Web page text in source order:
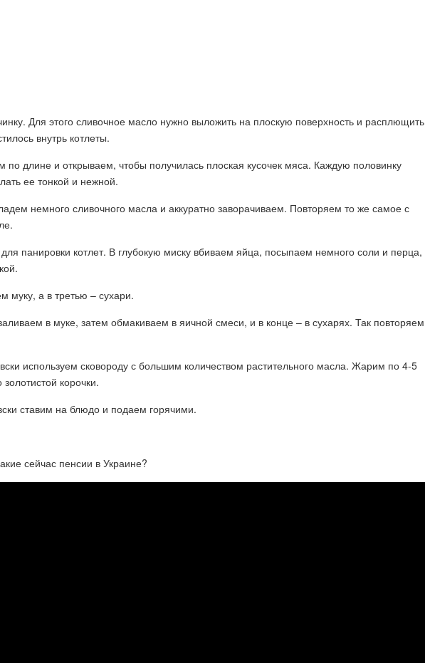
Для этого сливочное масло нужно выложить на плоскую поверхность и расплющить
внутрь котлеты.
длине и открываем, чтобы получилась плоская кусочек мяса. Каждую половинку
ее тонкой и нежной.
немного сливочного масла и аккуратно заворачиваем. Повторяем то же самое с
панировки котлет. В глубокую миску вбиваем яйца, посыпаем немного соли и перца,
муку, а в третью – сухари.
в муке, затем обмакиваем в яичной смеси, и в конце – в сухарях. Так повторяем
используем сковороду с большим количеством растительного масла. Жарим по 4-5
корочки.
ставим на блюдо и подаем горячими.
сейчас пенсии в Украине?